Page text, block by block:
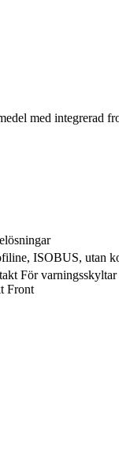
med integrerad
ISOBUS, utan
För
Front